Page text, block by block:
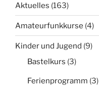
Aktuelles (163)
Amateurfunkkurse (4)
Kinder und Jugend (9)
Bastelkurs (3)
Ferienprogramm (3)